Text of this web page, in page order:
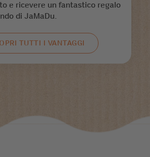
e ricevere un fantastico regalo
di JaMaDu.
TUTTI I VANTAGGI